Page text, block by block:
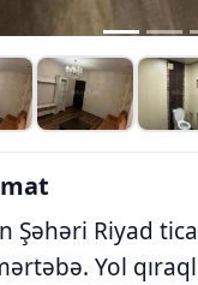
Şəhəri Riyad
Yol